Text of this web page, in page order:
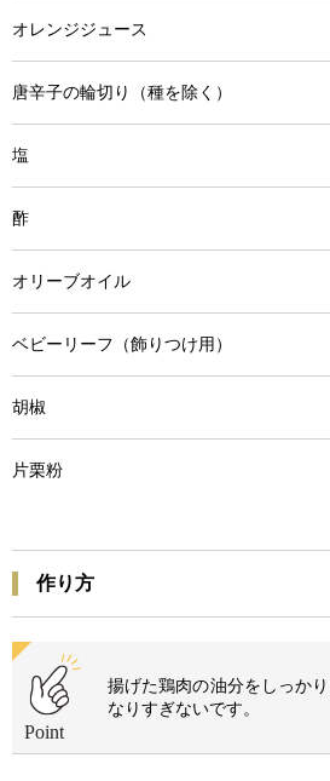
オレンジジュース
唐辛子の輪切り（種を除
塩
酢 小さ
オリーブオイル
ベビーリーフ（飾りつけ
胡椒 適
片栗粉
作り方
揚げた鶏肉の油分をしっか
なりすぎないです。